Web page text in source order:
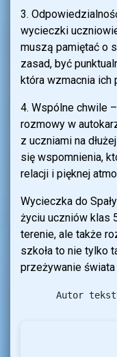
3.
wycieczki
muszą pamiętać o
zasad, być
która wzmacnia ich
4. Wspólne chwile
rozmowy w
z uczniami na
się wspomnienia,
relacji i pięknej
Wycieczka do
życiu uczniów klas
terenie, ale także
szkoła to nie tylko
przeżywanie świata
Autor